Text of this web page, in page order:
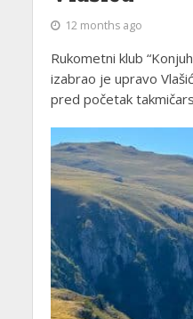
12 months ago
Rukometni klub
izabrao je upravo
pred početak